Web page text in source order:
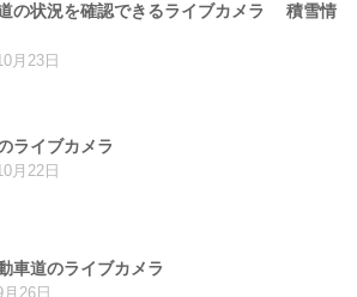
の状況を確認できるライブカメラ 積雪情
月23日
ライブカメラ
月22日
車道のライブカメラ
26日